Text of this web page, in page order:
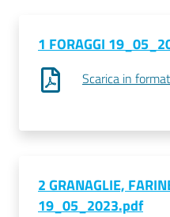
Consumatore
digitale
1 FORAGGI
Scarica in
2 GRANAGLIE,
19_05_2023.pdf